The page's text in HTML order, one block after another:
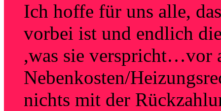
Ich hoffe für uns alle,
vorbei ist und endlich
,was sie verspricht…vor
Nebenkosten/
nichts mit der